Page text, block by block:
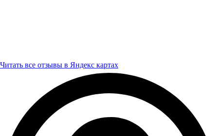
Читать все отзывы в Яндекс картах